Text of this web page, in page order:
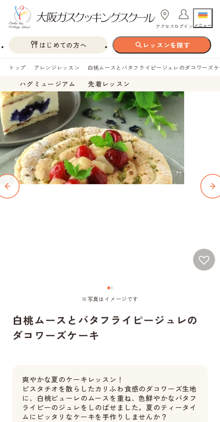
アクセス ログイン メニュー
はじめての方へ レッスンを探す
トップ アレンジレッスン 白桃ムースとバタフライピージュレのダコワーズ
ハグミュージアム 先着レッスン
※写真はイメージです
白桃ムースとバタフライピージュレの
ダコワーズケーキ
爽やかな夏のケーキレッスン！
ピスタチオを散らしたカリふわ食感のダコワーズ生地
に、白桃ピューレのムースを重ね、色鮮やかなバタフ
ライピーのジュレをしのばせました。夏のティータイ
ムにピッタリなケーキを手作りしませんか？